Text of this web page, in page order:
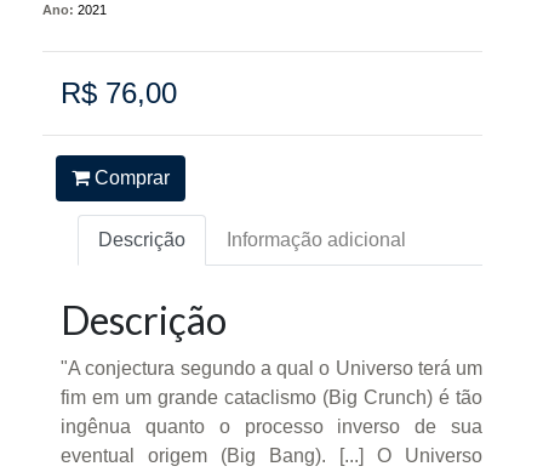
Ano: 2021
R$ 76,00
Comprar
Descrição Informação adicional
Descrição
"A conjectura segundo a qual o Universo terá um
fim em um grande cataclismo (Big Crunch) é tão
ingênua quanto o processo inverso de sua
eventual origem (Big Bang). [...] O Universo